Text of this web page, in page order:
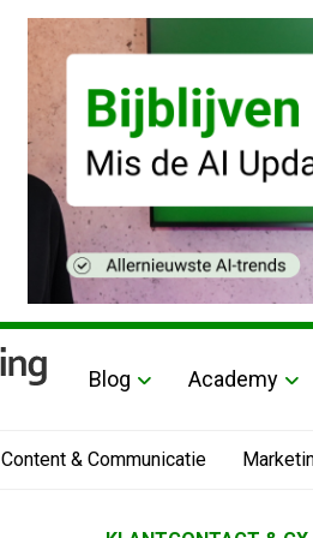
Blog Academy
Content & Communicatie